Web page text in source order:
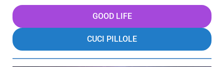
GOOD LIFE
CUCI PILLOLE